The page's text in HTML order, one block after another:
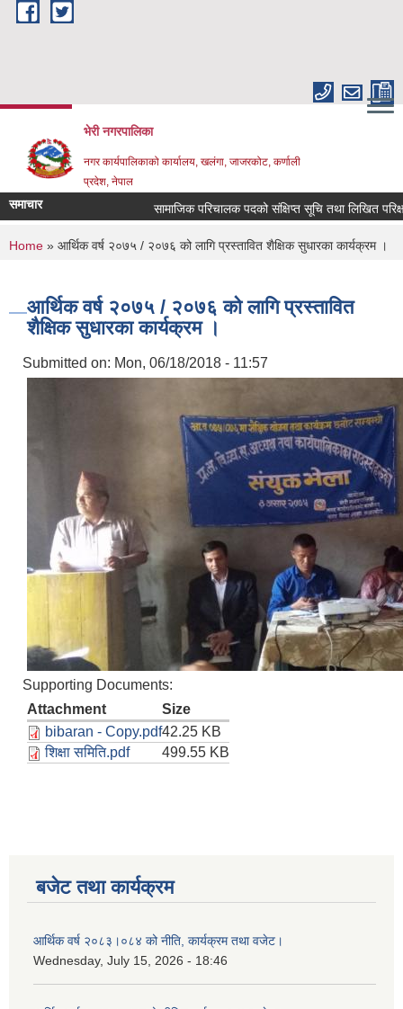
Skip to main content
भेरी नगरपालिका
नगर कार्यपालिकाको कार्यालय, खलंगा, जाजरकोट, कर्णाली
प्रदेश, नेपाल
समाचार सामाजिक परिचालक पदको संक्षिप्त सूचि तथा लिखित परिक्षा
You are here
Home » आर्थिक वर्ष २०७५ / २०७६ को लागि प्रस्तावित शैक्षिक सुधारका कार्यक्रम ।
आर्थिक वर्ष २०७५ / २०७६ को लागि प्रस्तावित
शैक्षिक सुधारका कार्यक्रम ।
Submitted on: Mon, 06/18/2018 - 11:57
Supporting Documents:
Attachment
Size
bibaran - Copy.pdf42.25 KB
शिक्षा समिति.pdf
499.55 KB
बजेट तथा कार्यक्रम
आर्थिक वर्ष २०८३।०८४ को नीति, कार्यक्रम तथा वजेट।
Wednesday, July 15, 2026 - 18:46